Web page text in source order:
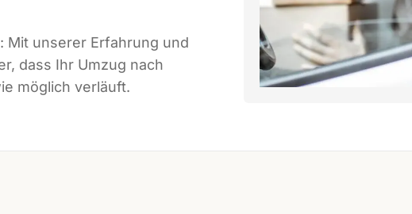
: Mit unserer Erfahrung und
dass Ihr Umzug nach
möglich verläuft.